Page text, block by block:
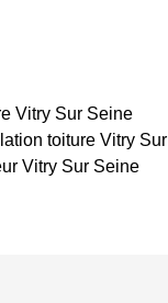
Vitry Sur Seine
toiture Vitry
Vitry Sur Seine